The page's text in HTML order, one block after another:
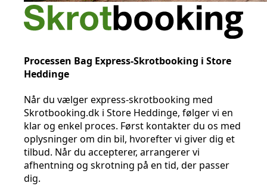
Processen Bag Express-Skrotbooking i Store
Heddinge
Når du vælger express-skrotbooking med
Skrotbooking.dk i Store Heddinge, følger vi en
klar og enkel proces. Først kontakter du os med
oplysninger om din bil, hvorefter vi giver dig et
tilbud. Når du accepterer, arrangerer vi
afhentning og skrotning på en tid, der passer
dig.